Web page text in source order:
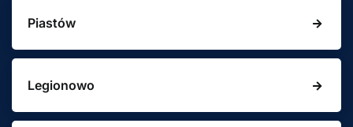
Piastów
Legionowo